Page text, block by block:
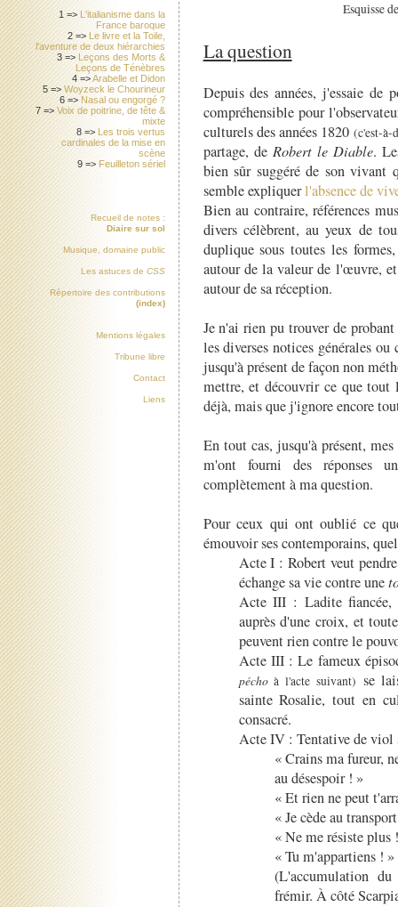
Esquisse
La question
Depuis des années, j'essaie de
compréhensible pour
culturels des années 1820 (c'est-à-
partage, de Robert le Diable.
bien sûr suggéré de son vivant
semble expliquerl'absence de
Bien au contraire, références
divers célèbrent, au yeux de
duplique sous toutes les
autour de la valeur de l'œuvre, et
autour de sa réception.
Je n'ai rien pu trouver de
les diverses notices générales
jusqu'à présent de façon non
mettre, et découvrir ce que tout
déjà, mais que j'ignore encore
En tout cas, jusqu'à présent,
m'ont fourni des réponses
complètement à ma question.
Pour ceux qui ont oublié ce
émouvoir ses contemporains,
Acte I : Robert veut
échange sa vie contre une
Acte III : Ladite fiancée,
auprès d'une croix, et
peuvent rien contre le
Acte III : Le fameux
péchoà l'acte suivant) se
sainte Rosalie, tout en
consacré.
Acte IV : Tentative de viol
« Crains ma fureur,
au désespoir ! »
« Et rien ne peut
« Je cède au
« Ne me résiste plus
« Tu m'appartiens ! »
(L'accumulation
frémir. À côté
1 => L'italianisme dans la
France baroque
2 => Le livre et la Toile,
l'aventure de deux hiérarchies
3 => Leçons des Morts &
Leçons de Ténèbres
4 =>Arabelle et Didon
5 =>Woyzeck le Chourineur
6 => Nasal ou engorgé ?
7 =>Voix de poitrine, de tête &
mixte
8 => Les trois vertus
cardinales de la mise en
scène
9 => Feuilleton sériel
Recueil de notes :
Diaire sur sol
Musique, domaine public
Les astuces de CSS
Répertoire des contributions
(index)
Mentions légales
Tribune libre
Contact
Liens